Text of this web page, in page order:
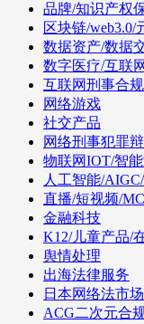
品牌/知识产权
区块链/web3.0/
数据资产/数据
数字医疗/互联
互联网刑事合规
网络游戏
社交产品
网络刑事犯罪
物联网IOT/智
人工智能/
直播/短视频/
金融科技
K12/儿童产品/
舆情处理
出海法律服务
日本网络法市场
ACG二次元合